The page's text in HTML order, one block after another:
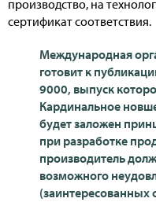
производство, на
сертификат соответствия.
Международная
готовит к
9000, выпуск
Кардинальное
будет заложен
при разработке
производитель
возможного
(заинтересованных